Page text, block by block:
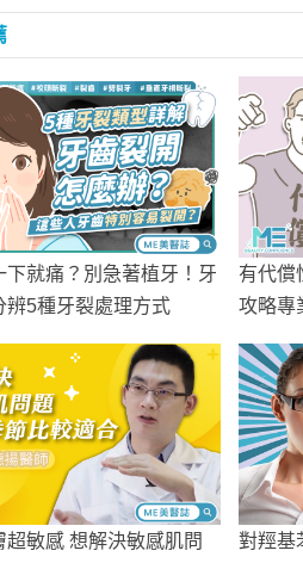
下就痛？別急著植牙！牙
辨5種牙裂處理方式
有代償
攻略專
超敏感 想解決敏感肌問 對羥基